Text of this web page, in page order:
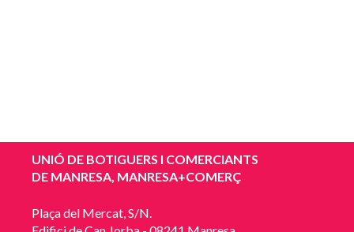
UNIÓ DE BOTIGUERS I COMERCIANTS
DE MANRESA, MANRESA+COMERÇ
Plaça del Mercat, S/N.